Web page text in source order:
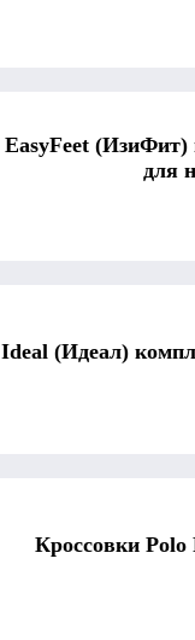
EasyFeet (ИзиФит)
для
Ideal (Идеал)
Кроссовки